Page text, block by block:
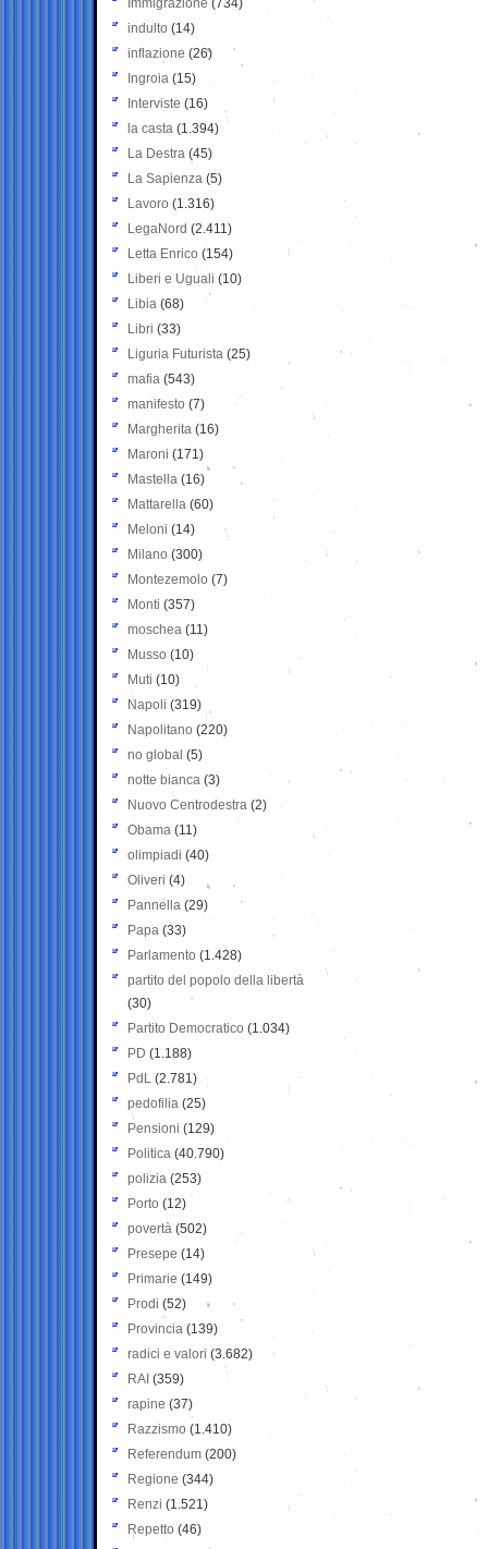
Immigrazione (734)
indulto (14)
inflazione (26)
Ingroia (15)
Interviste (16)
la casta (1.394)
La Destra (45)
La Sapienza (5)
Lavoro (1.316)
LegaNord (2.411)
Letta Enrico (154)
Liberi e Uguali (10)
Libia (68)
Libri (33)
Liguria Futurista (25)
mafia (543)
manifesto (7)
Margherita (16)
Maroni (171)
Mastella (16)
Mattarella (60)
Meloni (14)
Milano (300)
Montezemolo (7)
Monti (357)
moschea (11)
Musso (10)
Muti (10)
Napoli (319)
Napolitano (220)
no global (5)
notte bianca (3)
Nuovo Centrodestra (2)
Obama (11)
olimpiadi (40)
Oliveri (4)
Pannella (29)
Papa (33)
Parlamento (1.428)
partito del popolo della libertà
(30)
Partito Democratico (1.034)
PD (1.188)
PdL (2.781)
pedofilia (25)
Pensioni (129)
Politica (40.790)
polizia (253)
Porto (12)
povertà (502)
Presepe (14)
Primarie (149)
Prodi (52)
Provincia (139)
radici e valori (3.682)
RAI (359)
rapine (37)
Razzismo (1.410)
Referendum (200)
Regione (344)
Renzi (1.521)
Repetto (46)